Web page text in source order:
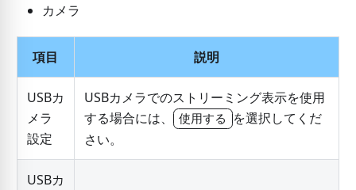
カメラ
項目 説明
USBカ
メラ
設定
USBカメラでのストリーミング表示を使用
する場合には、
使用する を選択してくだ
さい。
USBカ